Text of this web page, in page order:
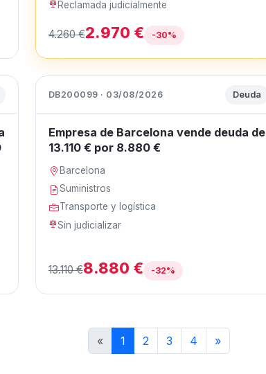
Reclamada judicialmente
4.260 €2.970 € -30%
DB200099 · 03/08/2026 Deuda
Empresa de Barcelona vende deuda de
13.110 € por 8.880 €
Barcelona
Suministros
Transporte y logística
Sin judicializar
13.110 €8.880 € -32%
« 1 2 3 4 »